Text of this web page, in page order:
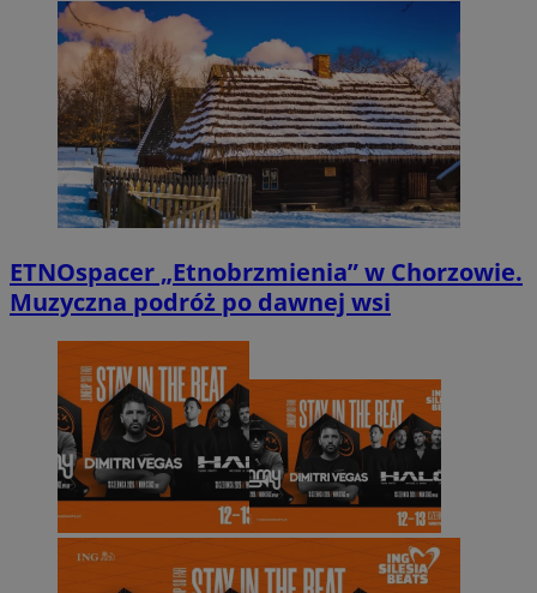
ETNOspacer „Etnobrzmienia” w Chorzowie.
Muzyczna podróż po dawnej wsi